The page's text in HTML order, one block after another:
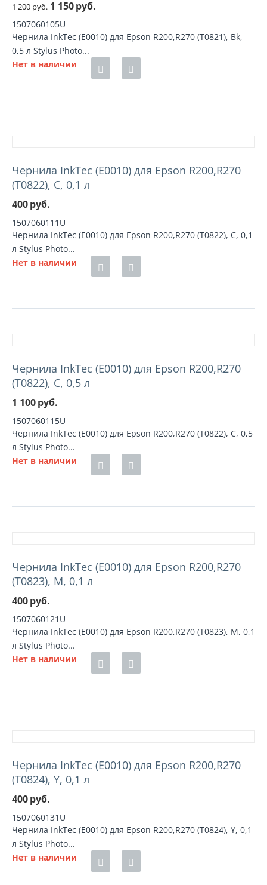
1 200руб. 1 150руб.
1507060105U
Чернила InkTec (E0010) для Epson R200,R270 (T0821), Bk,
0,5 л Stylus Photo...
Нет в наличии
Чернила InkTec (E0010) для Epson R200,R270
(T0822), C, 0,1 л
400руб.
1507060111U
Чернила InkTec (E0010) для Epson R200,R270 (T0822), C, 0,1
л Stylus Photo...
Нет в наличии
Чернила InkTec (E0010) для Epson R200,R270
(T0822), C, 0,5 л
1 100руб.
1507060115U
Чернила InkTec (E0010) для Epson R200,R270 (T0822), C, 0,5
л Stylus Photo...
Нет в наличии
Чернила InkTec (E0010) для Epson R200,R270
(T0823), M, 0,1 л
400руб.
1507060121U
Чернила InkTec (E0010) для Epson R200,R270 (T0823), M, 0,1
л Stylus Photo...
Нет в наличии
Чернила InkTec (E0010) для Epson R200,R270
(T0824), Y, 0,1 л
400руб.
1507060131U
Чернила InkTec (E0010) для Epson R200,R270 (T0824), Y, 0,1
л Stylus Photo...
Нет в наличии